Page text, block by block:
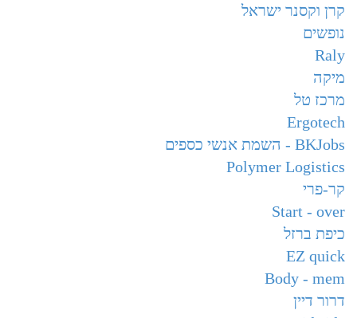
קרן וקסנר ישראל
נופשים
Raly
מיקה
מרכז טל
Ergotech
BKJobs - השמת אנשי כספים
Polymer Logistics
קר-פרי
Start - over
כיפת ברזל
EZ quick
Body - mem
דרור דיין